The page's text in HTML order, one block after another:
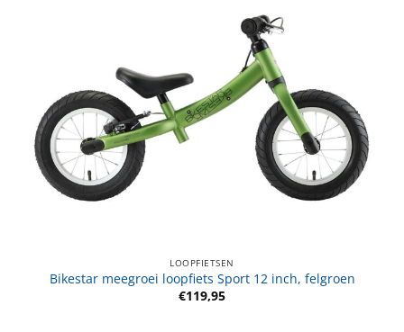
LOOPFIETSEN
Bikestar meegroei loopfiets Sport 12 inch, felgroen
€119,95